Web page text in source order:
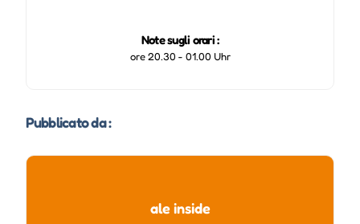
Note sugli orari :
ore 20.30 - 01.00 Uhr
Pubblicato da :
ale inside